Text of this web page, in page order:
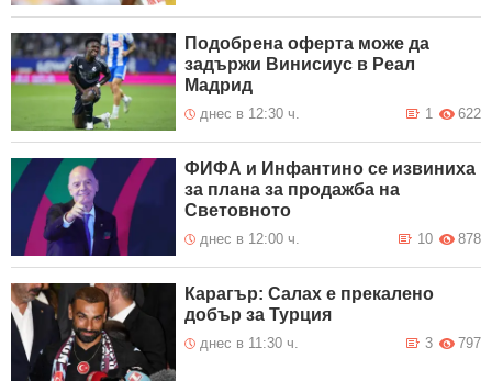
Подобрена оферта може да
задържи Винисиус в Реал
Мадрид
днес в 12:30 ч. 622
1
ФИФА и Инфантино се извиниха
за плана за продажба на
Световното
днес в 12:00 ч. 878
10
Карагър: Салах е прекалено
добър за Турция
днес в 11:30 ч. 797
3